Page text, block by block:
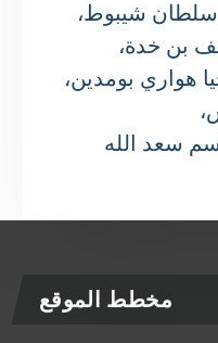
هواري بومدين،
مخطط الموقع